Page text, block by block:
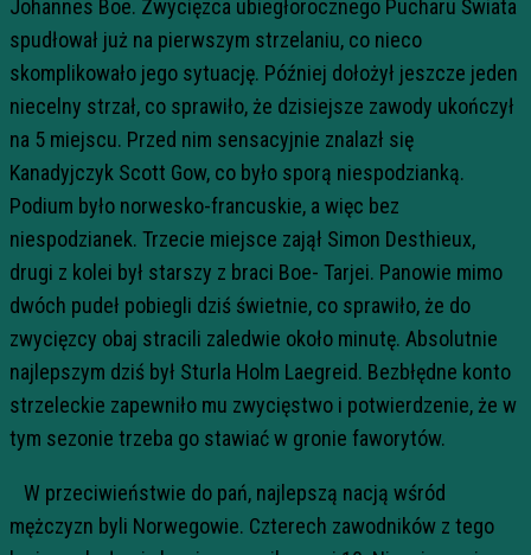
Johannes Boe. Zwycięzca ubiegłorocznego Pucharu Świata
spudłował już na pierwszym strzelaniu, co nieco
skomplikowało jego sytuację. Później dołożył jeszcze jeden
niecelny strzał, co sprawiło, że dzisiejsze zawody ukończył
na 5 miejscu. Przed nim sensacyjnie znalazł się
Kanadyjczyk Scott Gow, co było sporą niespodzianką.
Podium było norwesko-francuskie, a więc bez
niespodzianek. Trzecie miejsce zajął Simon Desthieux,
drugi z kolei był starszy z braci Boe- Tarjei. Panowie mimo
dwóch pudeł pobiegli dziś świetnie, co sprawiło, że do
zwycięzcy obaj stracili zaledwie około minutę. Absolutnie
najlepszym dziś był Sturla Holm Laegreid. Bezbłędne konto
strzeleckie zapewniło mu zwycięstwo i potwierdzenie, że w
tym sezonie trzeba go stawiać w gronie faworytów.
W przeciwieństwie do pań, najlepszą nacją wśród
mężczyzn byli Norwegowie. Czterech zawodników z tego